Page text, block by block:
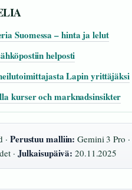
Suomessa – hinta ja lelut
helposti
Lapin yrittäjäksi
kurser och marknadsinsikter
· Perustuu malliin: Gemini 3 Pro ·
· Julkaisupäivä: 20.11.2025